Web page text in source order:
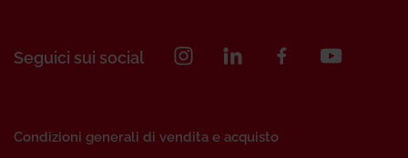
Seguici sui social
Condizioni generali di vendita e acquisto